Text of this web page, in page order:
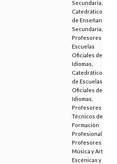
Secundaria,
Catedráticos
de Enseñanza
Secundaria,
Profesores de
Escuelas
Oficiales de
Idiomas,
Catedráticos
de Escuelas
Oficiales de
Idiomas,
Profesores
Técnicos de
Formación
Profesional,
Profesores de
Música y Artes
Escénicas y